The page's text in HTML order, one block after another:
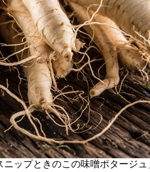
ップときのこの味噌ポタージュ